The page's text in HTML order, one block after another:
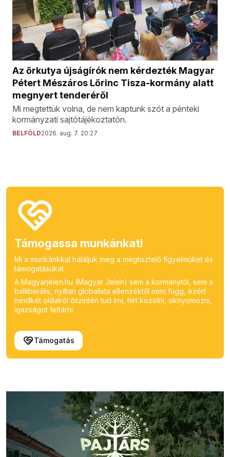
Az őrkutya újságírók nem kérdezték Magyar
Pétert Mészáros Lőrinc Tisza-kormány alatt
megnyert tenderéről
Mi megtettük volna, de nem kaptunk szót a pénteki
kormányzati sajtótájékoztatón.
BELFÖLD2026. aug. 7. 20:27
Támogassa munkánkat!
Mi a munkánkkal háláljuk meg a megtisztelő figyelmüket és
támogatásukat.
A Magyarjelen.hu (Magyar Jelen) sem a kormánytól, sem a
balliberális, nyíltan globalista ellenzéktől nem függ, ezért
mindkét oldalról őszintén tud írni, hírt közölni, oknyomozni,
igazságot feltárni.
Támogatás